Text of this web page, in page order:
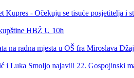
Kupres - Očekuju se tisuće posjetitelja i
HBŽ U 10h
na radna mjesta u OŠ fra Miroslava
i Luka Smoljo najavili 22. Gospojinski